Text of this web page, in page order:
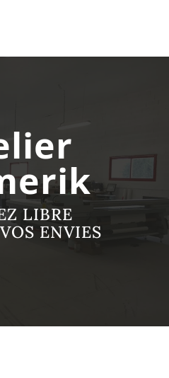
LIBRE
ENVIES